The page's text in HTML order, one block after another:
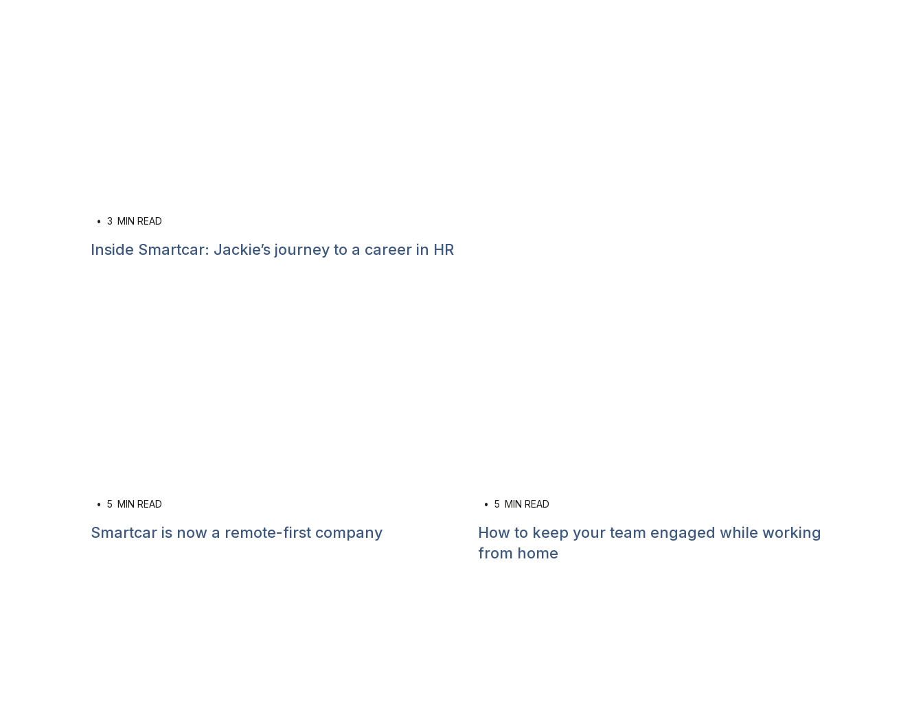
• 3 MIN READ
Inside Smartcar: Jackie’s journey to a career in HR
• 5 MIN READ
Smartcar is now a remote-first company
• 5 MIN READ
How to keep your team engaged while working
from home